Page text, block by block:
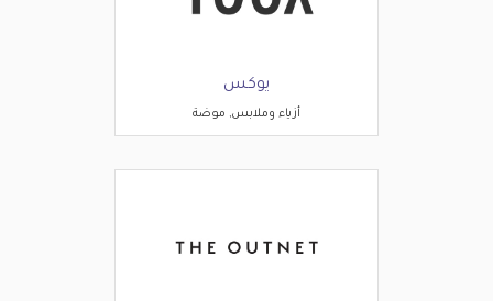
يوكس
أزياء وملابس, موضة